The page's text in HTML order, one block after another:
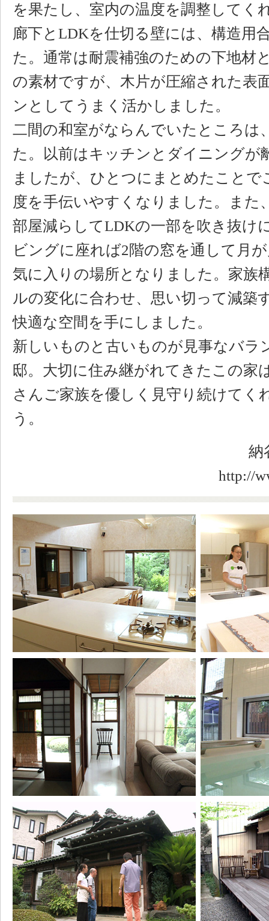
を果たし、室内の温度を調整してく
廊下とLDKを仕切る壁には、構造用
た。通常は耐震補強のための下地材
の素材ですが、木片が圧縮された表
ンとしてうまく活かしました。
二間の和室がならんでいたところは
た。以前はキッチンとダイニングが
ましたが、ひとつにまとめたことで
度を手伝いやすくなりました。また
部屋減らしてLDKの一部を吹き抜け
ビングに座れば2階の窓を通して月
気に入りの場所となりました。家族
ルの変化に合わせ、思い切って減築
快適な空間を手にしました。
新しいものと古いものが見事なバラ
邸。大切に住み継がれてきたこの家
さんご家族を優しく見守り続けてく
う。
納
http://